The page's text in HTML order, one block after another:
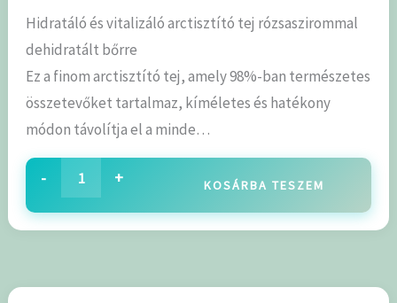
Hidratáló és vitalizáló arctisztító tej rózsaszirommal
dehidratált bőrre
Ez a finom arctisztító tej, amely 98%-ban természetes
összetevőket tartalmaz, kíméletes és hatékony
módon távolítja el a minde…
- + KOSÁRBA TESZEM